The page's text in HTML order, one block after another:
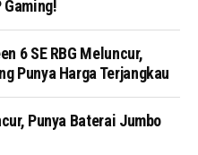
6 SE RBG Meluncur,
Punya Harga Terjangkau
Punya Baterai Jumbo